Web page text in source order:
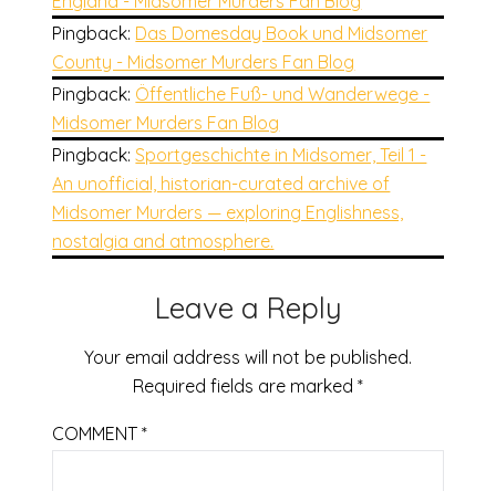
Pingback: Das Domesday Book und Midsomer
County - Midsomer Murders Fan Blog
Pingback: Öffentliche Fuß- und Wanderwege -
Midsomer Murders Fan Blog
Pingback:Sportgeschichte in Midsomer, Teil 1 -
An unofficial, historian-curated archive of
Midsomer Murders — exploring Englishness,
nostalgia and atmosphere.
Leave a Reply
Your email address will not be published.
Required fields are marked *
COMMENT*